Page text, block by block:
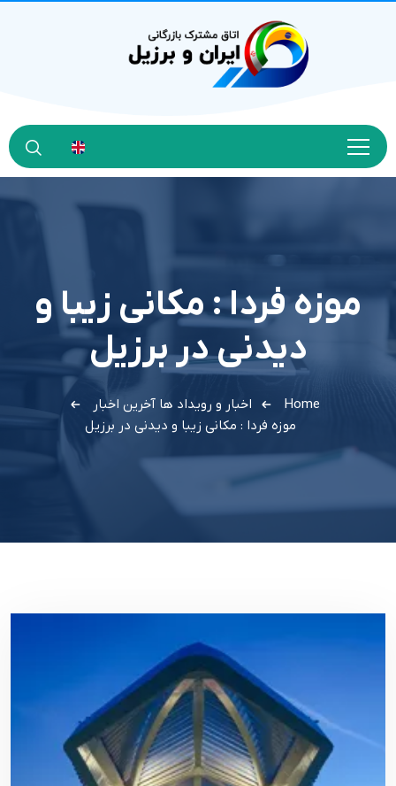
موزه فردا : مکانی زیبا و
دیدنی در برزیل
Home اخبار و رویداد ها آخرین اخبار
موزه فردا : مکانی زیبا و دیدنی در برزیل